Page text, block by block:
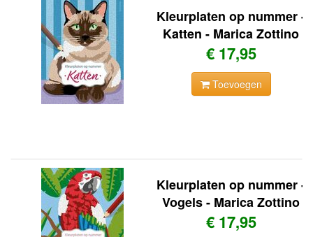
Kleurplaten op nummer -
Katten - Marica Zottino
€ 17,95
Toevoegen
Kleurplaten op nummer -
Vogels - Marica Zottino
€ 17,95